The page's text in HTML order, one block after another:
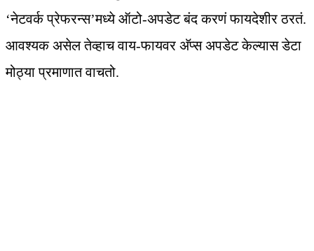
‘नेटवर्क प्रेफरन्स’मध्ये ऑटो-अपडेट बंद करणं फायदेशीर ठरतं.
आवश्यक असेल तेव्हाच वाय-फायवर अ‍ॅप्स अपडेट केल्यास डेटा
मोठ्या प्रमाणात वाचतो.